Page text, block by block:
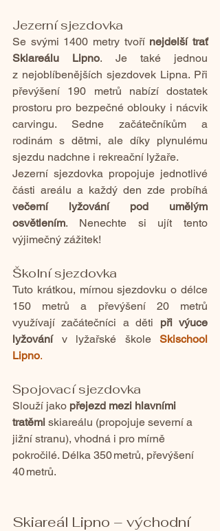
Jezerní sjezdovka
Se svými 1400 metry tvoří nejdelší trať
Skiareálu Lipno. Je také jednou
z nejoblíbenějších sjezdovek Lipna. Při
převýšení 190 metrů nabízí dostatek
prostoru pro bezpečné oblouky i nácvik
carvingu. Sedne začátečníkům a
rodinám s dětmi, ale díky plynulému
sjezdu nadchne i rekreační lyžaře.
Jezerní sjezdovka propojuje jednotlivé
večerní lyžování pod umělým
osvětlením. Nenechte si ujít tento
výjimečný zážitek!
Školní sjezdovka
Tuto krátkou, mírnou sjezdovku o délce
150 metrů a převýšení 20 metrů
využívají začátečníci a děti při výuce
lyžování v lyžařské škole
Skischool
Lipno.
Spojovací sjezdovka
Slouží jako přejezd mezi hlavními
tratěmi skiareálu (propojuje severní a
jižní stranu), vhodná i pro mírně
pokročilé. Délka 350 metrů, převýšení
40 metrů.
Skiareál Lipno – východní